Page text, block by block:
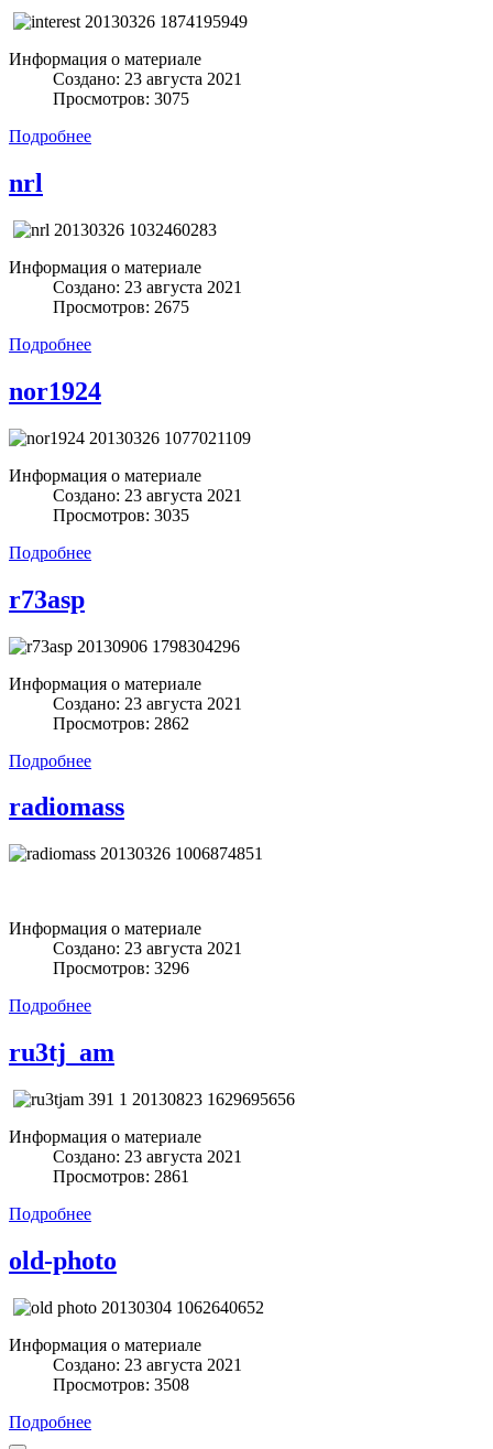
Информация о материале
Создано: 23 августа 2021
Просмотров: 3075
Подробнее
nrl
Информация о материале
Создано: 23 августа 2021
Просмотров: 2675
Подробнее
nor1924
Информация о материале
Создано: 23 августа 2021
Просмотров: 3035
Подробнее
r73asp
Информация о материале
Создано: 23 августа 2021
Просмотров: 2862
Подробнее
radiomass
Информация о материале
Создано: 23 августа 2021
Просмотров: 3296
Подробнее
ru3tj_am
Информация о материале
Создано: 23 августа 2021
Просмотров: 2861
Подробнее
old-photo
Информация о материале
Создано: 23 августа 2021
Просмотров: 3508
Подробнее